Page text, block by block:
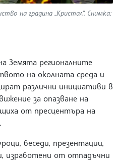
на градина „Кристал“. Снимка:
Земята регионалните
на околната среда и
различни инициативи в
за опазване на
от пресцентъра на
беседи, презентации,
изработени от отпадъчни